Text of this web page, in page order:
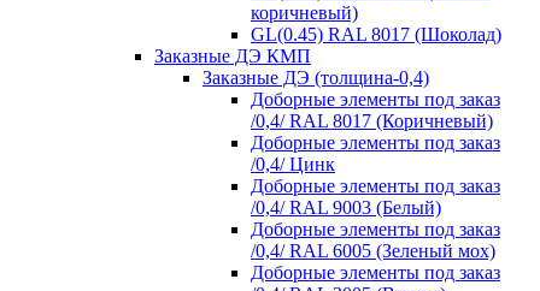
коричневый)
GL(0.45) RAL 8017 (Шоколад)
Заказные ДЭ КМП
Заказные ДЭ (толщина-0,4)
Доборные элементы под заказ
/0,4/ RAL 8017 (Коричневый)
Доборные элементы под заказ
/0,4/ Цинк
Доборные элементы под заказ
/0,4/ RAL 9003 (Белый)
Доборные элементы под заказ
/0,4/ RAL 6005 (Зеленый мох)
Доборные элементы под заказ